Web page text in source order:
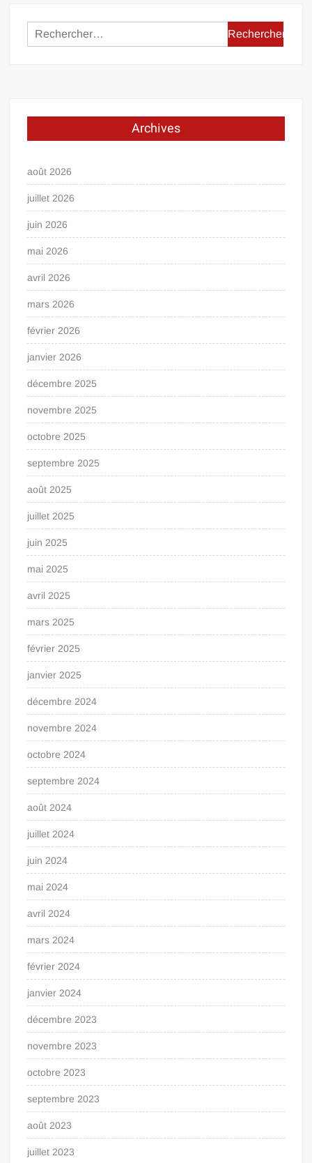
Rechercher :
Archives
août 2026
juillet 2026
juin 2026
mai 2026
avril 2026
mars 2026
février 2026
janvier 2026
décembre 2025
novembre 2025
octobre 2025
septembre 2025
août 2025
juillet 2025
juin 2025
mai 2025
avril 2025
mars 2025
février 2025
janvier 2025
décembre 2024
novembre 2024
octobre 2024
septembre 2024
août 2024
juillet 2024
juin 2024
mai 2024
avril 2024
mars 2024
février 2024
janvier 2024
décembre 2023
novembre 2023
octobre 2023
septembre 2023
août 2023
juillet 2023